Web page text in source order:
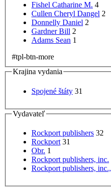
Fishel Catharine M. 4
Cullen Cheryl Dangel 2
Donnelly Daniel 2
Gardner Bill 2
Adams Sean 1
#tpl-btn-more
Krajina vydania
Spojené štáty 31
Vydavateľ
Rockport publishers 32
Rockport 31
Obr. 1
Rockport publishers, inc.
Rockport publishers, inc.,